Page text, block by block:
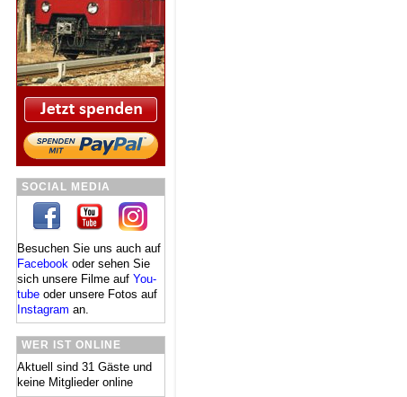
SOCIAL MEDIA
Besuchen Sie uns auch auf
Facebook oder se­hen Sie
sich un­se­re Fil­me auf You­
tube oder un­se­re Fo­tos auf
In­sta­gram an.
WER IST ONLINE
Aktuell sind 31 Gäste und
keine Mitglieder online